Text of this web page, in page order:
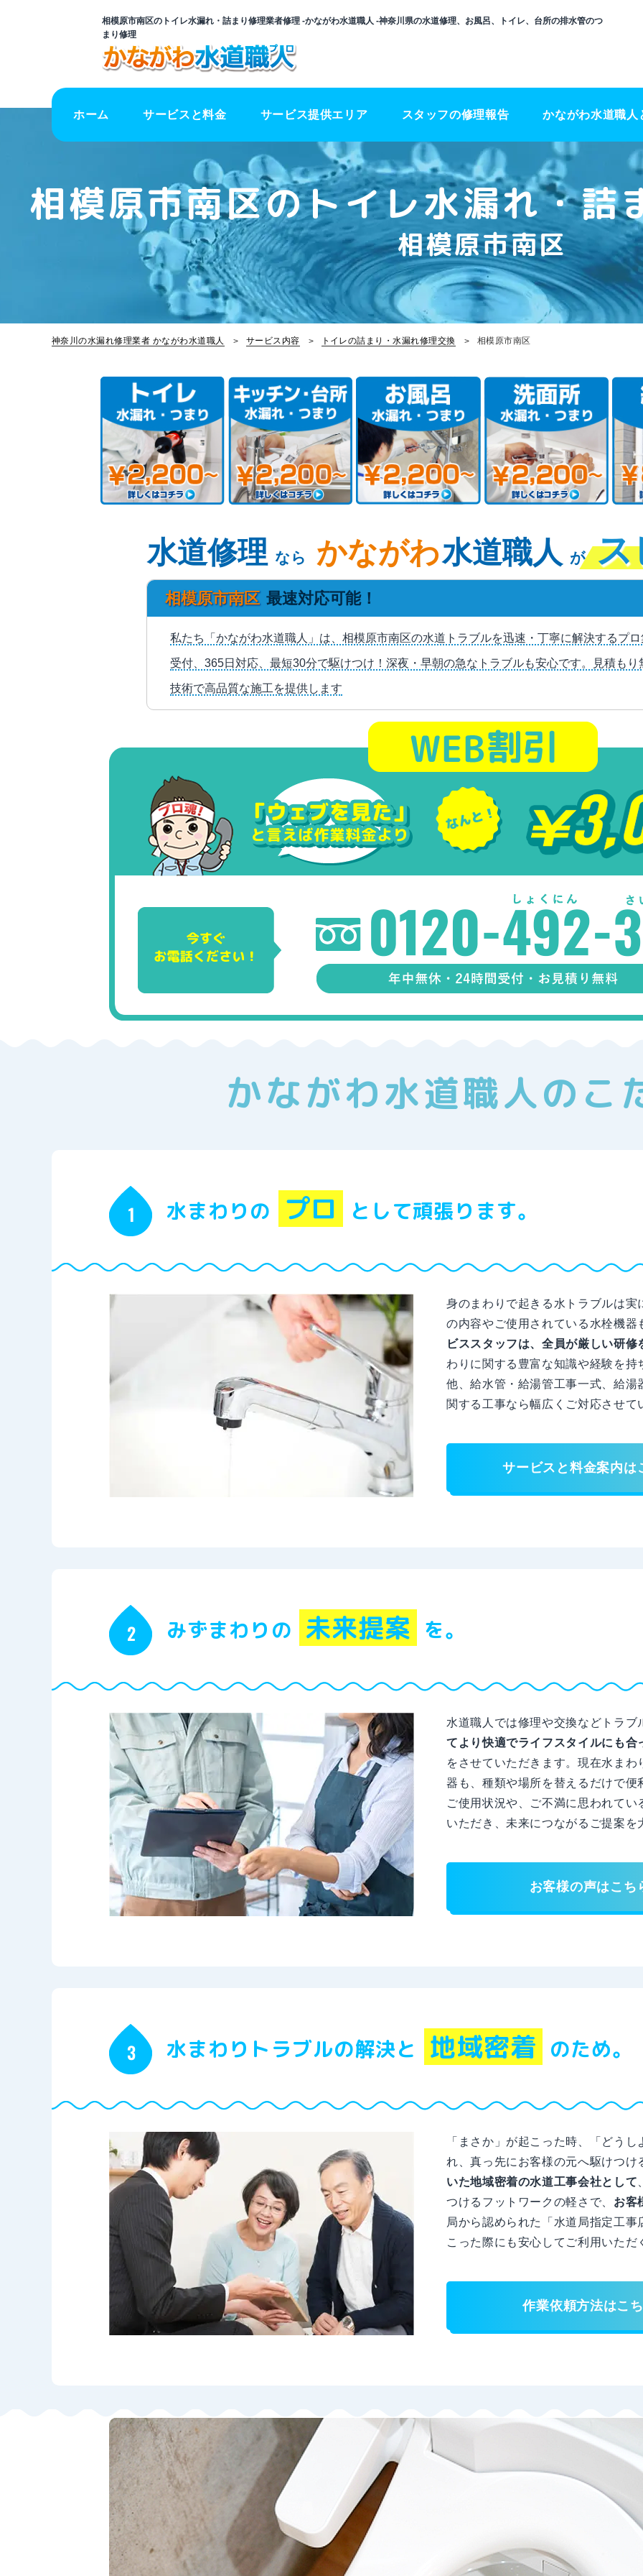
相模原市南区のトイレ水漏れ・詰まり修理業者修理 -かながわ水道職人 -神奈川県の水道修理、お風呂、トイレ、台所の排水管のつ
まり修理
ホーム サービスと料金 サービス提供エリア スタッフの修理報告 かながわ水道職人
相模原市南区のトイレ水漏れ・詰
相模原市南区
神奈川の水漏れ修理業者 かながわ水道職人 サービス内容 トイレの詰まり・水漏れ修理交換 相模原市南区
水道修理 なら かながわ水道職人 が ス
相模原市南区 最速対応可能！
私たち「かながわ水道職人」は、相模原市南区の水道トラブルを迅速・丁寧に解決するプ
受付、365日対応、最短30分で駆けつけ！深夜・早朝の急なトラブルも安心です。見積も
技術で高品質な施工を提供します
かながわ水道職人のこ
水まわりの プロ として頑張ります。
身のまわりで起きる水トラブルは
の内容やご使用されている水栓機器
ビススタッフは、全員が厳しい研
わりに関する豊富な知識や経験を
他、給水管・給湯管工事一式、給
関する工事なら幅広くご対応させて
サービスと料金案内は
みずまわりの 未来提案 を。
水道職人では修理や交換などトラ
てより快適でライフスタイルにも
をさせていただきます。現在水ま
器も、種類や場所を替えるだけで
ご使用状況や、ご不満に思われて
いただき、未来につながるご提案を
お客様の声はこち
水まわりトラブルの解決と 地域密着 のため。
「まさか」が起こった時、「どう
れ、真っ先にお客様の元へ駆けつ
いた地域密着の水道工事会社として
つけるフットワークの軽さで、 お客
局から認められた「水道局指定工
こった際にも安心してご利用いただ
作業依頼方法はこ